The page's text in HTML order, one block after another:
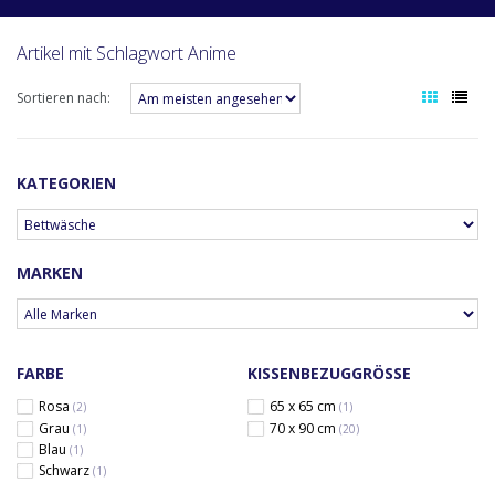
Artikel mit Schlagwort Anime
Sortieren nach:
KATEGORIEN
MARKEN
FARBE
Rosa (2)
Grau (1)
Blau (1)
Schwarz (1)
KISSENBEZUGGRÖSSE
65 x 65 cm (1)
70 x 90 cm (20)